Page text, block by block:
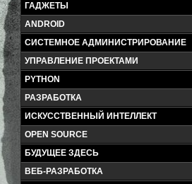
ГАДЖЕТЫ
ANDROID
СИСТЕМНОЕ АДМИНИСТРИРОВАНИЕ
УПРАВЛЕНИЕ ПРОЕКТАМИ
PYTHON
РАЗРАБОТКА
ИСКУССТВЕННЫЙ ИНТЕЛЛЕКТ
OPEN SOURCE
БУДУЩЕЕ ЗДЕСЬ
ВЕБ-РАЗРАБОТКА